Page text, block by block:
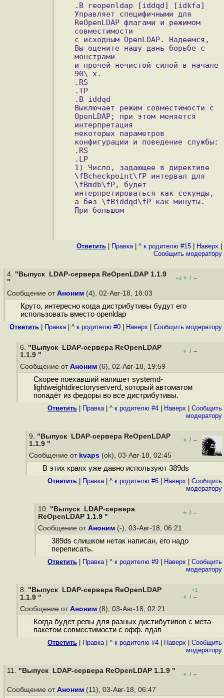
.B reopenldap [iddqd] [idkfa]
Управляет специфичными для
ReOpenLDAP флагами и режимом
совместимости
с исходным OpenLDAP. Надеемся,
Вы оцените нашу дань борьбе с
монстрами
и прочей нечистой силой в начале
90\-х.
.RS
.TP
.B iddqd
Выключает режим совместимости с
OpenLDAP; при этом меняется
интерпретация
некоторых параметров
конфигурации и поведение службы:
.RS
.LP
1) Число, задающее в директиве
\fBcheckpoint\fP интервал для
\fBmdb\fP, будет
интерпретироваться как секунды,
а без \fBiddqd\fP как минуты.
При большом
Ответить Правка| ^ к родителю #15 Наверх
Cообщить модератору
4. "Выпуск LDAP-сервера ReOpenLDAP 1.1.9
"
+4 + / –
Сообщение от Аноним (4), 02-Авг-18, 18:03
Круто, интересно когда дистрибутивы будут его
использовать вместо openldap
Ответить Правка| ^ к родителю #0 Наверх Cообщить модератору
6. "Выпуск LDAP-сервера ReOpenLDAP
1.1.9 "
+ / –
Сообщение от Аноним (6), 02-Авг-18, 19:59
Скорее поехавший напишет systemd-
lightweightdirectoryserverd, который автоматом
попадёт из федоры во все дистрибутивы.
Ответить Правка| ^ к родителю #4 Наверх
Cообщить
модератору
9. "Выпуск LDAP-сервера ReOpenLDAP
1.1.9 "
+ / –
Сообщение от kvaps (ok), 03-Авг-18, 02:45
В этих краях уже давно используют 389ds
Ответить Правка| ^ к родителю #6 Наверх
Cообщить
модератору
10. "Выпуск LDAP-сервера
ReOpenLDAP 1.1.9 "
+ / –
Сообщение от Аноним (-), 03-Авг-18, 06:21
389ds слишком нетак написан, его надо
переписать.
Ответить Правка| ^ к родителю #9 Наверх
Cообщить
модератору
8. "Выпуск LDAP-сервера ReOpenLDAP
1.1.9 "
+1
+ / –
Сообщение от Аноним (8), 03-Авг-18, 02:21
Когда будет репы для разных дистибутивов с мета-
пакетом совместимости с офф. лдап
Ответить Правка| ^ к родителю #4 Наверх
Cообщить
модератору
11. "Выпуск LDAP-сервера ReOpenLDAP 1.1.9 " + / –
Сообщение от Аноним (11), 03-Авг-18, 06:47